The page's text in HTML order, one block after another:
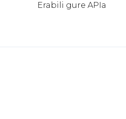
Erabili gure APIa